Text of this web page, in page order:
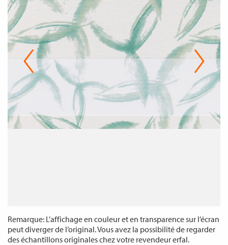
Remarque: L’affichage en couleur et en transparence sur l’écran
peut diverger de l’original. Vous avez la possibilité de regarder
des échantillons originales chez votre revendeur erfal.